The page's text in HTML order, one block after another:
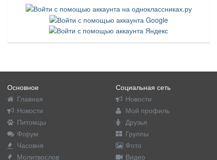
Основное
Главная
Новости
Питомцы
Форум
Часовня
Молитвослов
Социальная сеть
Новости
Мой профиль
Друзья
Группы
Фото
Видео